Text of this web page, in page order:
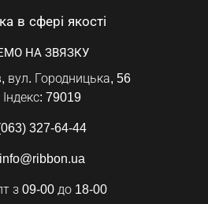
в сфері якості
НА ЗВЯЗКУ
вул. Городницька, 56
Індекс: 79019
327-64-44
info@ribbon.ua
з 09-00 до 18-00